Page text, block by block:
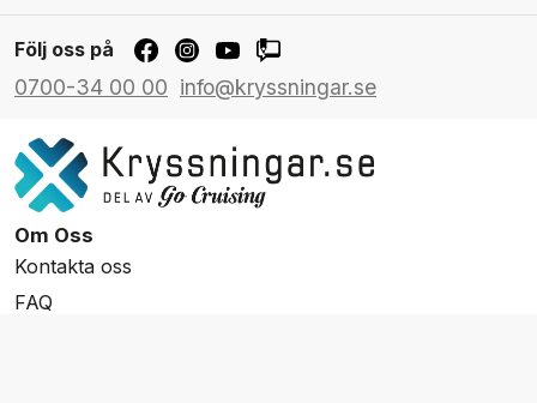
Följ oss på
0700-34 00 00 info@kryssningar.se
Om Oss
Kontakta oss
FAQ